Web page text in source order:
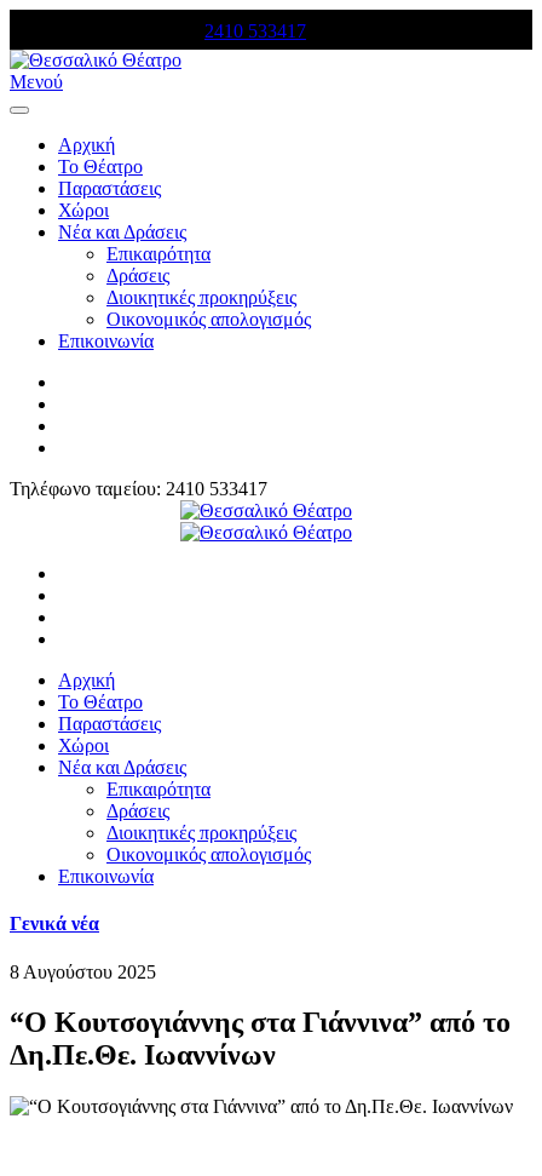
2410 533417
Μενού
Αρχική
Το Θέατρο
Παραστάσεις
Χώροι
Νέα και Δράσεις
Επικαιρότητα
Δράσεις
Διοικητικές προκηρύξεις
Οικονομικός απολογισμός
Επικοινωνία
Τηλέφωνο ταμείου: 2410 533417
Αρχική
Το Θέατρο
Παραστάσεις
Χώροι
Νέα και Δράσεις
Επικαιρότητα
Δράσεις
Διοικητικές προκηρύξεις
Οικονομικός απολογισμός
Επικοινωνία
Γενικά νέα
8 Αυγούστου 2025
“Ο Κουτσογιάννης στα Γιάννινα” από το
Δη.Πε.Θε. Ιωαννίνων